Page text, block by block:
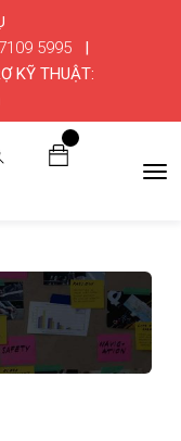
5995|
KỸ THUẬT: